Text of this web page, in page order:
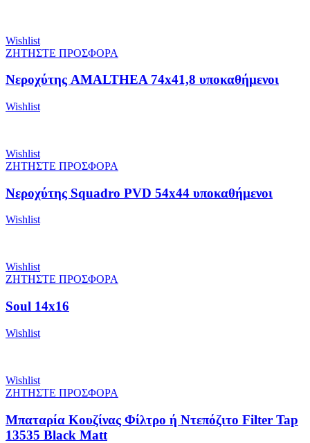
Wishlist
ΖΗΤΗΣΤΕ ΠΡΟΣΦΟΡΑ
Νεροχύτης AMALTHEA 74x41,8 υποκαθήμενοι
Wishlist
Wishlist
ΖΗΤΗΣΤΕ ΠΡΟΣΦΟΡΑ
Νεροχύτης Squadro PVD 54x44 υποκαθήμενοι
Wishlist
Wishlist
ΖΗΤΗΣΤΕ ΠΡΟΣΦΟΡΑ
Soul 14x16
Wishlist
Wishlist
ΖΗΤΗΣΤΕ ΠΡΟΣΦΟΡΑ
Μπαταρία Κουζίνας Φίλτρο ή Ντεπόζιτο Filter Tap
13535 Black Matt